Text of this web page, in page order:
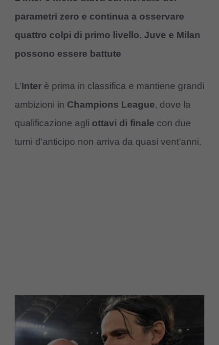
parametri zero e continua a osservare
quattro colpi di primo livello. Juve e Milan
possono essere battute
L’Inter è prima in classifica e mantiene grandi
ambizioni in Champions League, dove la
qualificazione agli ottavi di finale con due
turni d’anticipo non arriva da quasi vent’anni.